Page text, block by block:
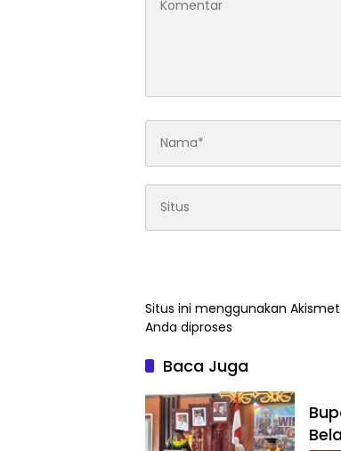
Situs ini menggunakan
Anda diproses
Baca Juga